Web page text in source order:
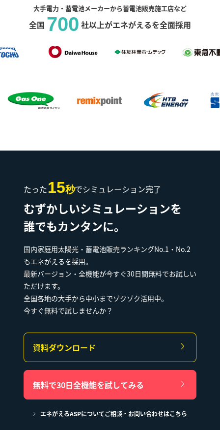
大手電力・蓄電池メーカーから蓄電池販売施工店など
全国 700 社以上がエネがえるを全面採用
たった15秒でシミュレーション完了
むずかしいシミュレーションを
誰でもカンタンに。
国内家庭用太陽光・蓄電池販売ランキングNo.1・No.2
もエネがえるを採用。
最新バージョン・全機能が今すぐ30日間無料でお試しい
ただけます。
全国各地の大手から中小までゾクゾク活用中。
今すぐ無料で試しませんか？
資料ダウンロード
無料で30日全機能を試してみる
エネがえるASPについてご相談・お問い合わせはこちら